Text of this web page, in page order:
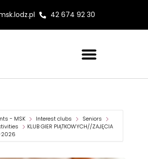
42 674 92 30
- MSK Interest clubs
Seniors
KLUB GIER PIĄTKOWYCH//ZAJĘCIA
2026